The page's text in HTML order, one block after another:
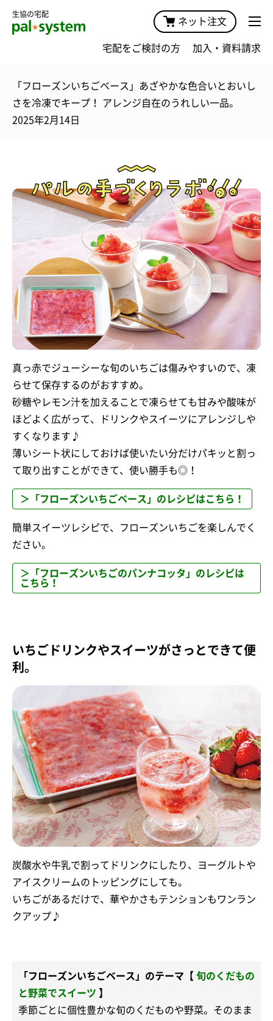
生協の宅配
ネット注文
宅配をご検討の方 加入・資料請求
「フローズンいちごベース」あざやかな色合いとおいし
さを冷凍でキープ！ アレンジ自在のうれしい一品。
2025年2月14日
真っ赤でジューシーな旬のいちごは傷みやすいので、凍
らせて保存するのがおすすめ。
砂糖やレモン汁を加えることで凍らせても甘みや酸味が
ほどよく広がって、ドリンクやスイーツにアレンジしや
すくなります♪
薄いシート状にしておけば使いたい分だけパキッと割っ
て取り出すことができて、使い勝手も◎！
＞「フローズンいちごベース」のレシピはこちら！
簡単スイーツレシピで、フローズンいちごを楽しんでく
ださい。
＞「フローズンいちごのパンナコッタ」のレシピは
こちら！
いちごドリンクやスイーツがさっとできて便
利。
炭酸水や牛乳で割ってドリンクにしたり、ヨーグルトや
アイスクリームのトッピングにしても。
いちごがあるだけで、華やかさもテンションもワンラン
クアップ♪
「フローズンいちごベース」のテーマ【 旬のくだもの
と野菜でスイーツ 】
季節ごとに個性豊かな旬のくだものや野菜。そのまま